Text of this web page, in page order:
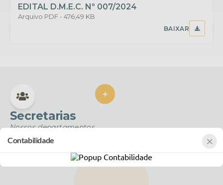
EDITAL D.M.E.C. Nº 007/2024
PDF 476,49 KB
BAIXAR
Secretarias
Nossos departamentos
×
Contabilidade